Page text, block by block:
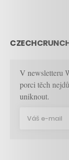
V newsletteru
porci těch
uniknout.